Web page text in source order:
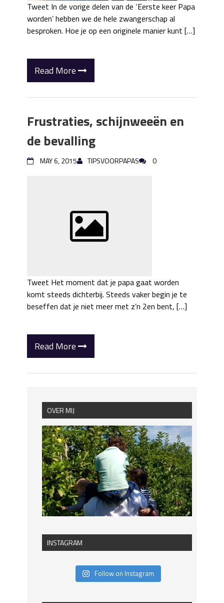
Tweet In de vorige delen van de ‘Eerste keer Papa
worden’ hebben we de hele zwangerschap al
besproken. Hoe je op een originele manier kunt […]
Read More
Frustraties, schijnweeën en
de bevalling
MAY 6, 2015 TIPSVOORPAPAS 0
Tweet Het moment dat je papa gaat worden
komt steeds dichterbij. Steeds vaker begin je te
beseffen dat je niet meer met z’n 2en bent, […]
Read More
OVER MIJ
INSTAGRAM
Follow on Instagram